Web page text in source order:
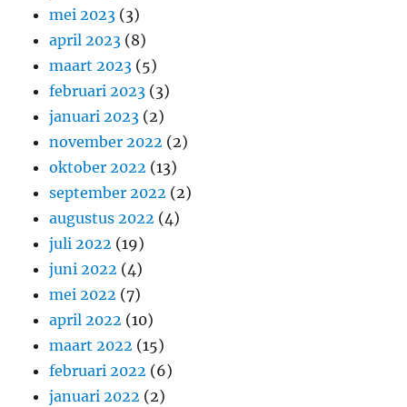
mei 2023 (3)
april 2023 (8)
maart 2023 (5)
februari 2023 (3)
januari 2023 (2)
november 2022 (2)
oktober 2022 (13)
september 2022 (2)
augustus 2022 (4)
juli 2022 (19)
juni 2022 (4)
mei 2022 (7)
april 2022 (10)
maart 2022 (15)
februari 2022 (6)
januari 2022 (2)